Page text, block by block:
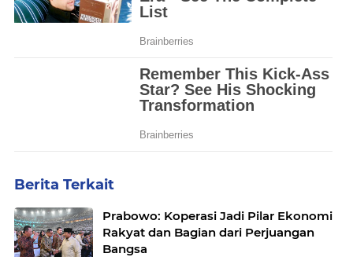
Berita Terkait
Prabowo: Koperasi Jadi Pilar Ekonomi
Rakyat dan Bagian dari Perjuangan
Bangsa